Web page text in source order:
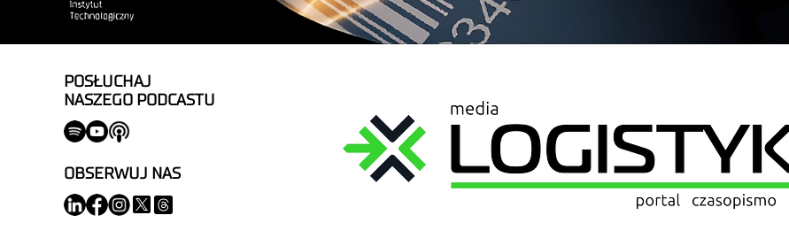
POSŁUCHAJ
NASZEGO PODCASTU
OBSERWUJ NAS